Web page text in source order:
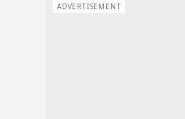
ADVERTISEMENT